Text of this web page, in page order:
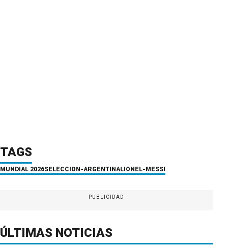
TAGS
MUNDIAL 2026SELECCION-ARGENTINA LIONEL-MESSI
PUBLICIDAD
ÚLTIMAS NOTICIAS